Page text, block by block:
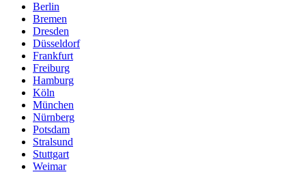
Berlin
Bremen
Dresden
Düsseldorf
Frankfurt
Freiburg
Hamburg
Köln
München
Nürnberg
Potsdam
Stralsund
Stuttgart
Weimar